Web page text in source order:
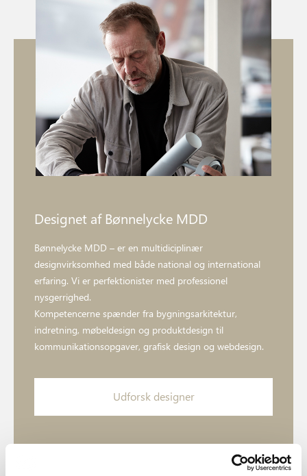
Designet af Bønnelycke MDD
Bønnelycke MDD – er en multidiciplinær
designvirksomhed med både national og international
erfaring. Vi er perfektionister med professionel
nysgerrighed.
Kompetencerne spænder fra bygningsarkitektur,
indretning, møbeldesign og produktdesign til
kommunikationsopgaver, grafisk design og webdesign.
Udforsk designer